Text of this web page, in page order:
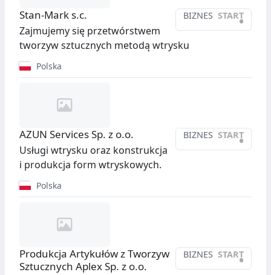
BIZNES START
•
Stan-Mark s.c.
Zajmujemy się przetwórstwem
tworzyw sztucznych metodą wtrysku
Polska
BIZNES START
•
AZUN Services Sp. z o.o.
Usługi wtrysku oraz konstrukcja
i produkcja form wtryskowych.
Polska
BIZNES START
•
Produkcja Artykułów z Tworzyw
Sztucznych Aplex Sp. z o.o.